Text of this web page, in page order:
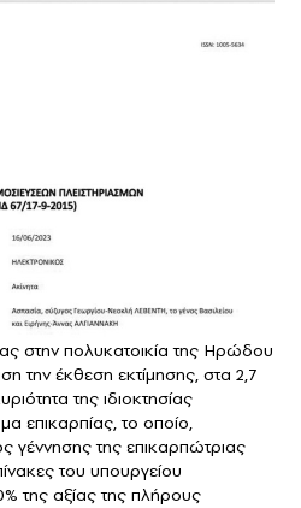
στην πολυκατοικία της Ηρώδου
την έκθεση εκτίμησης, στα 2,7
της ιδιοκτησίας
επικαρπίας, το οποίο,
γέννησης της επικαρπώτριας
του υπουργείου
της αξίας της πλήρους